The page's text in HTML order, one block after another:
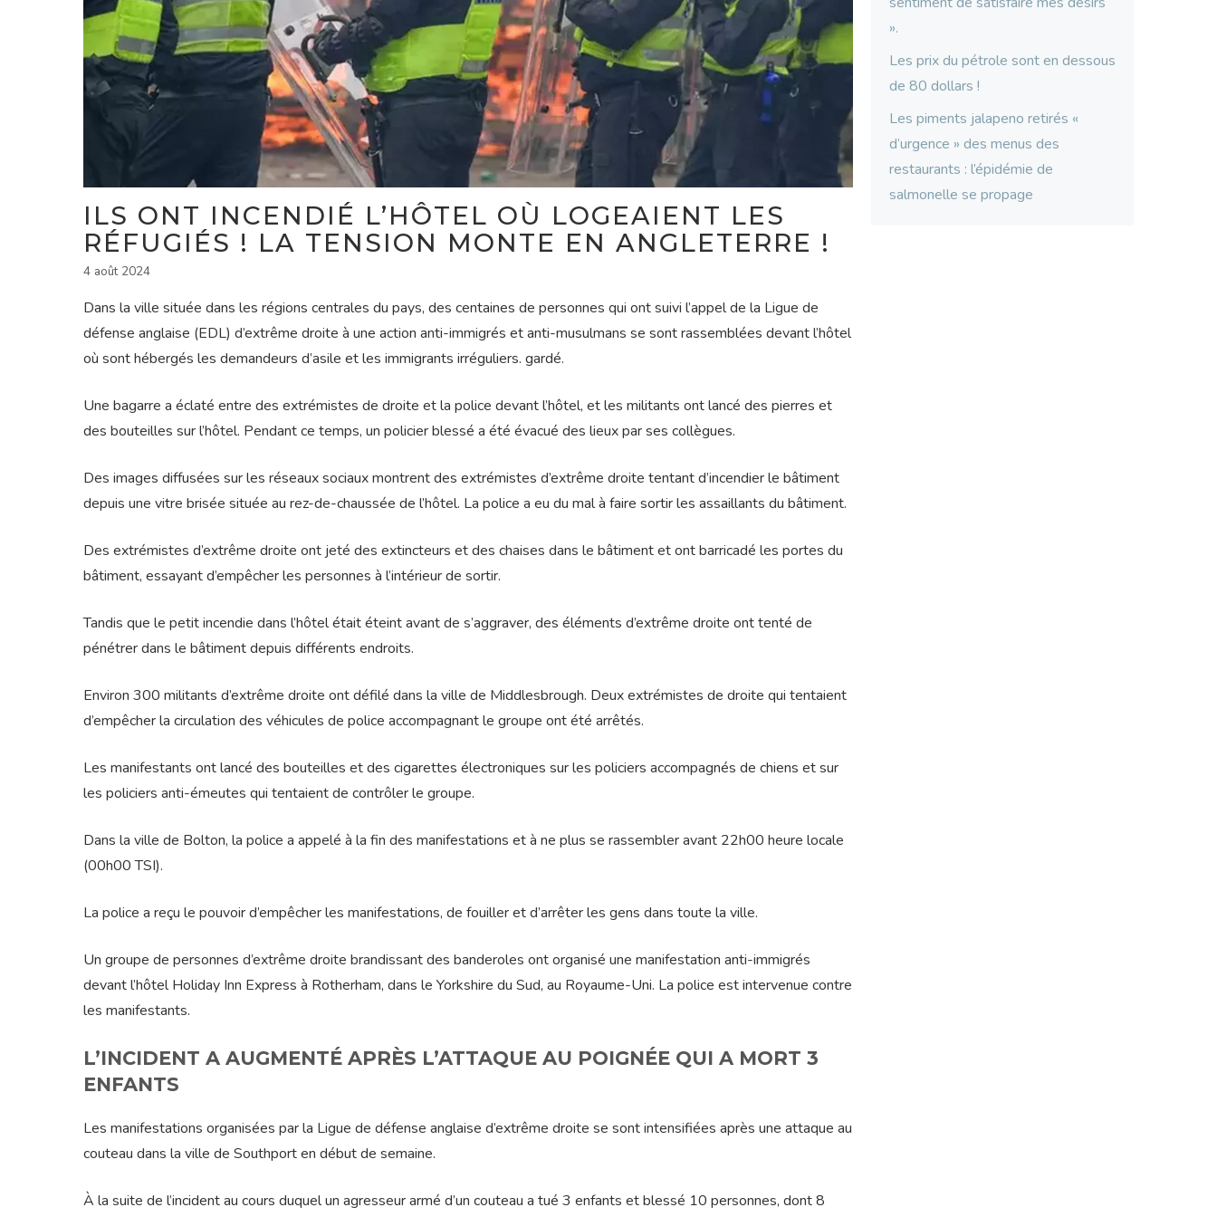
ILS ONT INCENDIÉ L’HÔTEL OÙ LOGEAIENT LES
RÉFUGIÉS ! LA TENSION MONTE EN ANGLETERRE !
4 août 2024
Dans la ville située dans les régions centrales du pays, des centaines de personnes qui ont suivi l’appel de la Ligue de
défense anglaise (EDL) d’extrême droite à une action anti-immigrés et anti-musulmans se sont rassemblées devant l’hôtel
où sont hébergés les demandeurs d’asile et les immigrants irréguliers. gardé.
Une bagarre a éclaté entre des extrémistes de droite et la police devant l’hôtel, et les militants ont lancé des pierres et
des bouteilles sur l’hôtel. Pendant ce temps, un policier blessé a été évacué des lieux par ses collègues.
Des images diffusées sur les réseaux sociaux montrent des extrémistes d’extrême droite tentant d’incendier le bâtiment
depuis une vitre brisée située au rez-de-chaussée de l’hôtel. La police a eu du mal à faire sortir les assaillants du bâtiment.
Des extrémistes d’extrême droite ont jeté des extincteurs et des chaises dans le bâtiment et ont barricadé les portes du
bâtiment, essayant d’empêcher les personnes à l’intérieur de sortir.
Tandis que le petit incendie dans l’hôtel était éteint avant de s’aggraver, des éléments d’extrême droite ont tenté de
pénétrer dans le bâtiment depuis différents endroits.
Environ 300 militants d’extrême droite ont défilé dans la ville de Middlesbrough. Deux extrémistes de droite qui tentaient
d’empêcher la circulation des véhicules de police accompagnant le groupe ont été arrêtés.
Les manifestants ont lancé des bouteilles et des cigarettes électroniques sur les policiers accompagnés de chiens et sur
les policiers anti-émeutes qui tentaient de contrôler le groupe.
Dans la ville de Bolton, la police a appelé à la fin des manifestations et à ne plus se rassembler avant 22h00 heure locale
(00h00 TSI).
La police a reçu le pouvoir d’empêcher les manifestations, de fouiller et d’arrêter les gens dans toute la ville.
Un groupe de personnes d’extrême droite brandissant des banderoles ont organisé une manifestation anti-immigrés
devant l’hôtel Holiday Inn Express à Rotherham, dans le Yorkshire du Sud, au Royaume-Uni. La police est intervenue contre
les manifestants.
L’INCIDENT A AUGMENTÉ APRÈS L’ATTAQUE AU POIGNÉE QUI A MORT 3
ENFANTS
Les manifestations organisées par la Ligue de défense anglaise d’extrême droite se sont intensifiées après une attaque au
couteau dans la ville de Southport en début de semaine.
À la suite de l’incident au cours duquel un agresseur armé d’un couteau a tué 3 enfants et blessé 10 personnes, dont 8
».
Les prix du pétrole sont en dessous
de 80 dollars !
Les piments jalapeno retirés «
d’urgence » des menus des
restaurants : l’épidémie de
salmonelle se propage